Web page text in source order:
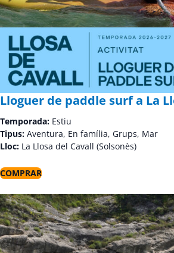
Lloguer de paddle surf a La
Temporada: Estiu
Tipus: Aventura, En família, Grups, Mar
Lloc: La Llosa del Cavall (Solsonès)
COMPRAR